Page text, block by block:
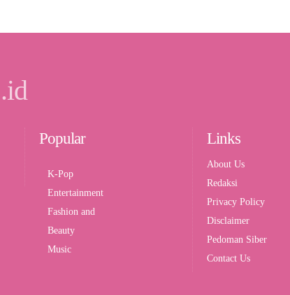
.id
Popular
K-Pop
Entertainment
Fashion and
Beauty
Music
Links
About Us
Redaksi
Privacy Policy
Disclaimer
Pedoman Siber
Contact Us